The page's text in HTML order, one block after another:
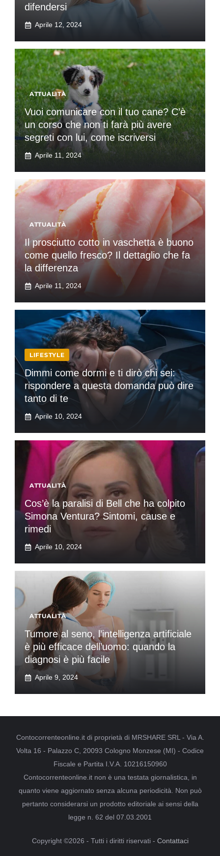
difendersi
Aprile 12, 2024
ATTUALITÀ
Vuoi comunicare con il tuo cane? C’è
un corso che non ti farà più avere
segreti con lui, come iscriversi
Aprile 11, 2024
ATTUALITÀ
Il prosciutto cotto in vaschetta è buono
come quello fresco? Il dettaglio che fa
la differenza
Aprile 11, 2024
LIFESTYLE
Dimmi come dormi e ti dirò chi sei:
rispondere a questa domanda può dire
tanto di te
Aprile 10, 2024
ATTUALITÀ
Cos’è la paralisi di Bell che ha colpito
Simona Ventura? Sintomi, cause e
rimedi
Aprile 10, 2024
ATTUALITÀ
Tumore al seno, l’intelligenza artificiale
è più efficace dell’uomo: quando la
diagnosi è più facile
Aprile 9, 2024
Contocorrenteonline.it di proprietà di MRSHARE SRL - Via A.
Volta 16 - Palazzo C, 20093 Cologno Monzese (MI) - Codice
Fiscale e Partita I.V.A. 10216150960
Contocorrenteonline.it non è una testata giornalistica, in
quanto viene aggiornato senza alcuna periodicità. Non può
pertanto considerarsi un prodotto editoriale ai sensi della
legge n. 62 del 07.03.2001
Copyright ©2026 - Tutti i diritti riservati - Contattaci